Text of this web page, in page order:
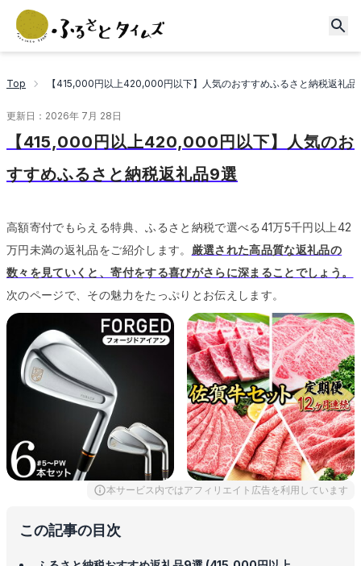
Top 【415,000円以上420,000円以下】人気のおすすめふるさと納税返礼品
更新日： 2026年 7月 28日
【415,000円以上420,000円以下】人気のお
すすめふるさと納税返礼品9選
高額寄付でもらえる特典、ふるさと納税で選べる41万5千円以上42
万円未満の返礼品をご紹介します。 厳選された高品質な返礼品の
数々を見ていくと、寄付をする喜びがさらに深まることでしょう。
次のページで、その魅力をたっぷりとお伝えします。
本サービス内ではアフィリエイト広告を利用しています
この記事の目次